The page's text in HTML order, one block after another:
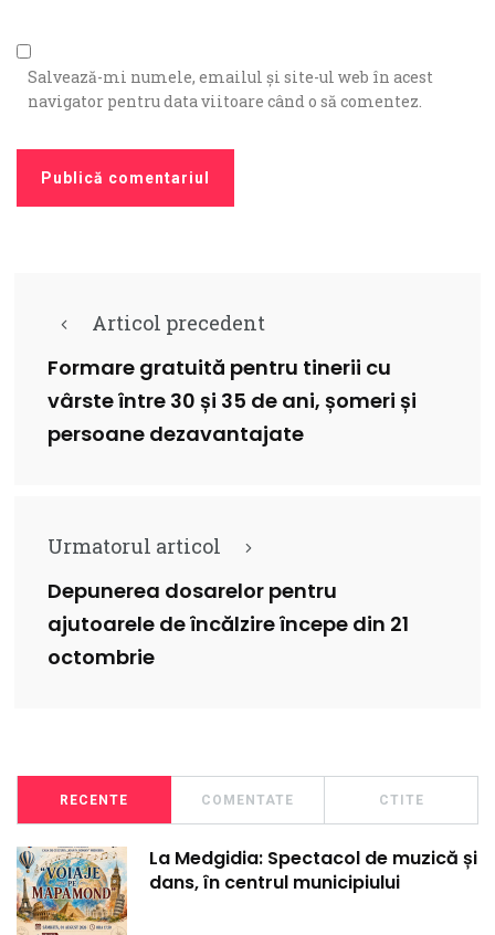
Salvează-mi numele, emailul și site-ul web în acest
navigator pentru data viitoare când o să comentez.
Articol precedent
Formare gratuită pentru tinerii cu
vârste între 30 și 35 de ani, șomeri și
persoane dezavantajate
Urmatorul articol
Depunerea dosarelor pentru
ajutoarele de încălzire începe din 21
octombrie
RECENTE COMENTATE CTITE
La Medgidia: Spectacol de muzică și
dans, în centrul municipiului